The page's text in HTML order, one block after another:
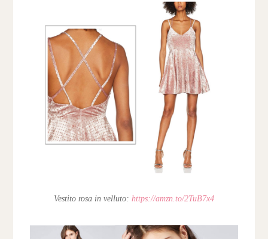
Vestito rosa in velluto: https://amzn.to/2TuB7x4